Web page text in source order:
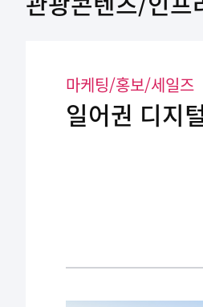
마케팅/홍보/세일즈
일어권 디지